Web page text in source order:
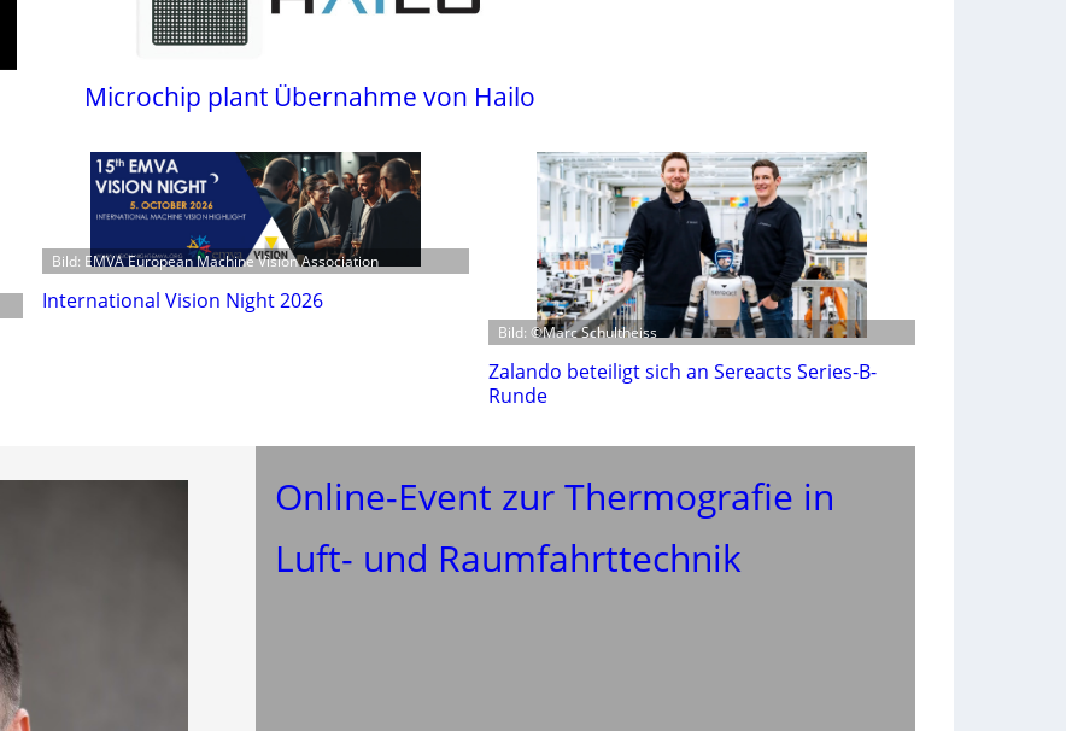
Microchip plant Übernahme von Hailo
Bild: EMVA European Machine Vision Association
International Vision Night 2026
Bild: ©Marc Schultheiss
Zalando beteiligt sich an Sereacts Series-B-
Runde
Online-Event zur Thermografie in
Luft- und Raumfahrttechnik